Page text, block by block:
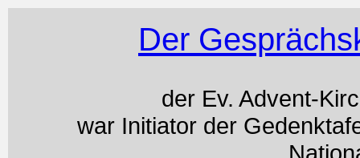
Der
der Ev. Advent-
war Initiator der